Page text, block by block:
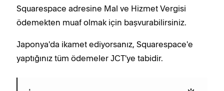
Squarespace adresine Mal ve Hizmet Vergisi
ödemekten muaf olmak için başvurabilirsiniz.
Japonya'da ikamet ediyorsanız, Squarespace'e
yaptığınız tüm ödemeler JCT'ye tabidir.